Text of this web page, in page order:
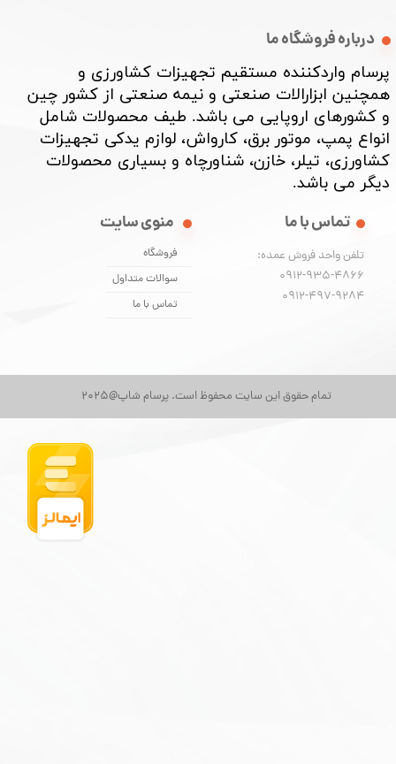
تمام حقوق این سایت محفوظ است. پرسام شاپ@2025
درباره فروشگاه ما
پرسام واردکننده مستقیم تجهیزات کشاورزی و
همچنین ابزارالات صنعتی و نیمه صنعتی از کشور چین
و کشورهای اروپایی می باشد. طیف محصولات شامل
انواع پمپ، موتور برق، کارواش، لوازم یدکی تجهیزات
کشاورزی، تیلر، خازن، شناورچاه و بسیاری محصولات
دیگر می باشد. ​​​​​​​
منوی سایت
فروشگاه
سوالات متداول
تماس با ما
تماس با ما
تلفن واحد فروش عمده:
0912-935-4866
​​​​​​​0912-497-9284